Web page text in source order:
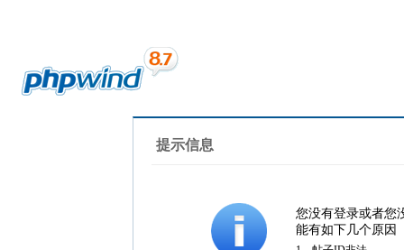
提示信息
您没有登录或者您
能有如下几个原因